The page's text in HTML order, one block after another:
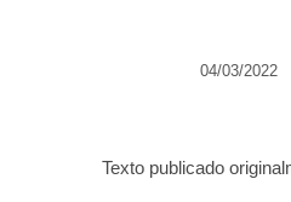
04/03/2022
Texto publicado